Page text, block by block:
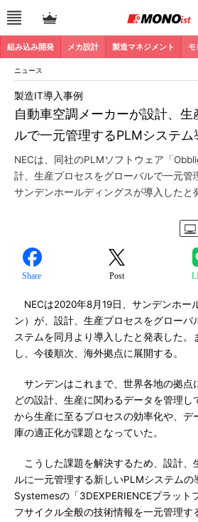
組み込み開発 メカ設計 製造マネジメント モ
ニュース
自動車空調メーカーが設計、
ルで一元管理するPLMシステム
製造IT導入事例
NECは、同社のPLMソフトウェア「
計、生産プロセスをグローバルで一元管
サンデンホールディングスが導入したと
Share Post
NECは2020年8月19日、サンデンホー
ン）が、設計、生産プロセスをグローバ
ステムを同月より導入したと発表した。
し、今後順次、海外拠点に展開する。
サンデンはこれまで、世界各地の拠点
どの設計、生産に関わるデータを管理し
から生産に至るプロセスの効率化や、デ
庫の適正化が課題となっていた。
こうした課題を解決するため、設計、
ルに一元管理する新しいPLMシステム
Systemesの「3DEXPERIENCEプラット
フサイクル全般の技術情報を一元管理す